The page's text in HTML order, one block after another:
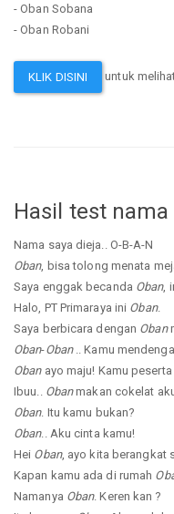
- Oban Sobana
- Oban Robani
KLIK DISINI untuk
Hasil test
Nama saya dieja.. O-B-A-N
Oban, bisa tolong menata
Saya enggak becanda Oban,
Halo, PT Primaraya ini Oban.
Saya berbicara dengan Oban
Oban-Oban.. Kamu
Obanayo maju! Kamu peserta
Ibuu.. Obanmakan cokelat
Oban. Itu kamu bukan?
Oban.. Aku cinta kamu!
Hei Oban, ayo kita berangkat
Kapan kamu ada di rumah
Namanya Oban. Keren kan ?